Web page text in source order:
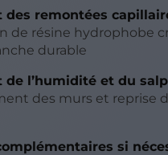
des remontées
de résine hydrophobe
durable
de l’humidité et du
des murs et reprise
si